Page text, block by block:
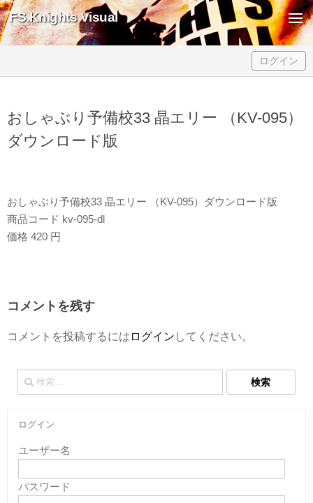
Skip to content
FS.Knights Visual
ログイン
おしゃぶり予備校33 晶エリー （KV-095）
ダウンロード版
おしゃぶり予備校33 晶エリー （KV-095）ダウンロード版
商品コード kv-095-dl
価格 420 円
コメントを残す
コメントを投稿するには ログイン してください。
検
索:
ログイン
ユーザー名
パスワード